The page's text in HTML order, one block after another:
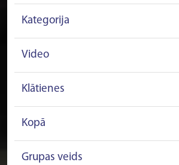
Kategorija
Video
Klātienes
Kopā
Grupas veids